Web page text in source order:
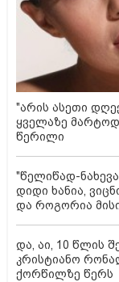
"არის ასეთი
ყველაზე
წერილი
"წელიწად-
დიდი ხანია,
და როგორია
და, აი, 10 წლის
კრისტიანო
ქორწილზე წერს